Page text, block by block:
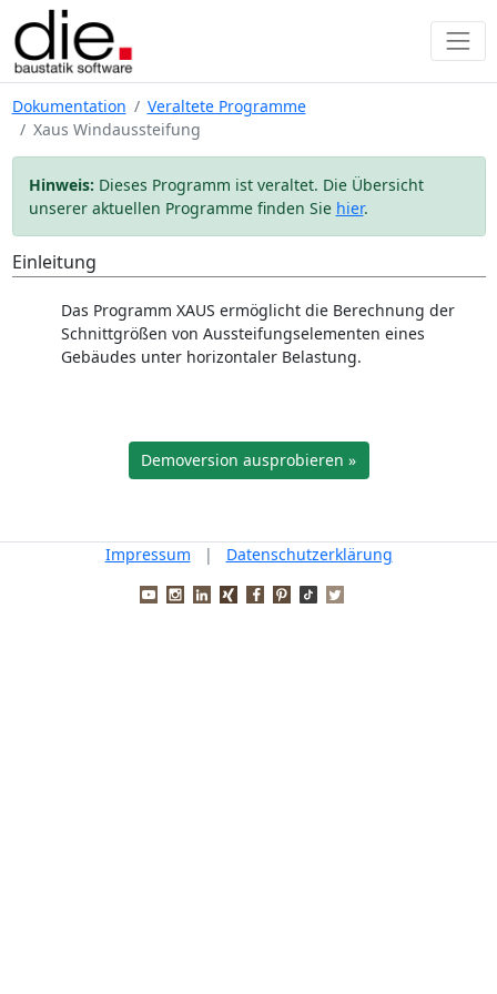
Dokumentation
Veraltete Programme
Xaus Windaussteifung
Hinweis: Dieses Programm ist veraltet. Die Übersicht
unserer aktuellen Programme finden Sie hier.
Einleitung
Das Programm XAUS ermöglicht die Berechnung der
Schnittgrößen von Aussteifungselementen eines
Gebäudes unter horizontaler Belastung.
Demoversion ausprobieren »
Impressum | Datenschutzerklärung